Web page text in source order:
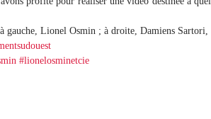
gauche, Lionel Osmin ; à droite, Damiens
#lionelosminetcie